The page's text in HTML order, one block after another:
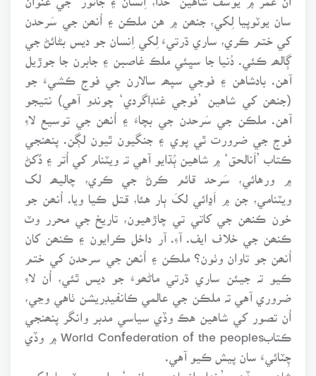
سان يوٽوپيا لِکي، جنھن ۾ هن ملڪن ۽ اُنھن جي سَرحدن
کي ختم ڪري، ساري ڌرتيءَ لِکي اِنسان جو ديس بڻائڻ جي
ڳالھہ ڪئي. دُنيا جا سڀئي ملڪ غاصبن ۽ جابرن جا جوڙيل
آهن. بادشاهن ۽ فوجي سپھہ سالارن جي فوج ڪشيءَ جو
(جنھن کي شاهين ’فوجي غنڊاگردي‘ چوندو آهي) نتيجو
آهن. ملڪن جي سَرحدن جي بچاءَ ۽ اُنھن جي توسيع لاءِ
فوج جي ضرورت ٿي پوي ۽ جنگيون ٿيون لڳن. پنھنجي
ڪتاب ’اَنالحق‘ ۾ شاهين ٻُڌايو آهي تہ ويٽنام کي اُتر ۽ ڏکڻ
۾ ورهائي، سَرحد قائم ڪرڻ جي ڪري، چاليھہ لک
ويٽنامي، جن ۾ اَڍائي لکَ ٻار هئا، قتل ڪيا ويا. اُنھن جو
خون ڪنھن جي کاتي تي چاڙهيون، تاريخ جي محرر وٽ
ڪنھن جي خلاف ايف. آءِ. آر داخل ڪرايون ۽ ڪنھن کان
اُنھن جو تاوان وٺون؟ ملڪن ۽ اُنھن جي سرحدن کي ختم
ڪيو تہ جيئن ساري ڌرتي ماڻھوءَ جو ديس ٿئي، اُن لاءِ
ضروري آهي تہ ملڪن جي عالمي ڪانفيڊريشن ٺاهي وڃي،
اُن تصور کي شاهين هڪ وڏي سياسي مدبر وانگر پنھنجي
ڪتابWorld Confederation of the peoples ۾ وڏي
چِٽائيءَ سان پيش ڪيو آهي.
شاهين جڏهن ’خدا، اِنسان ۽ جانور‘ واري يوٽوپيا لکي،